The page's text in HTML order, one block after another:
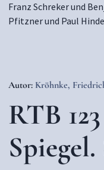
Franz Schreker und
Pfitzner und Paul
Autor: Kröhnke,
RTB